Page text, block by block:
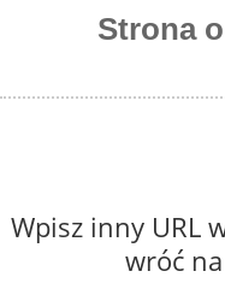
Strona
Wpisz inny URL
wróć na